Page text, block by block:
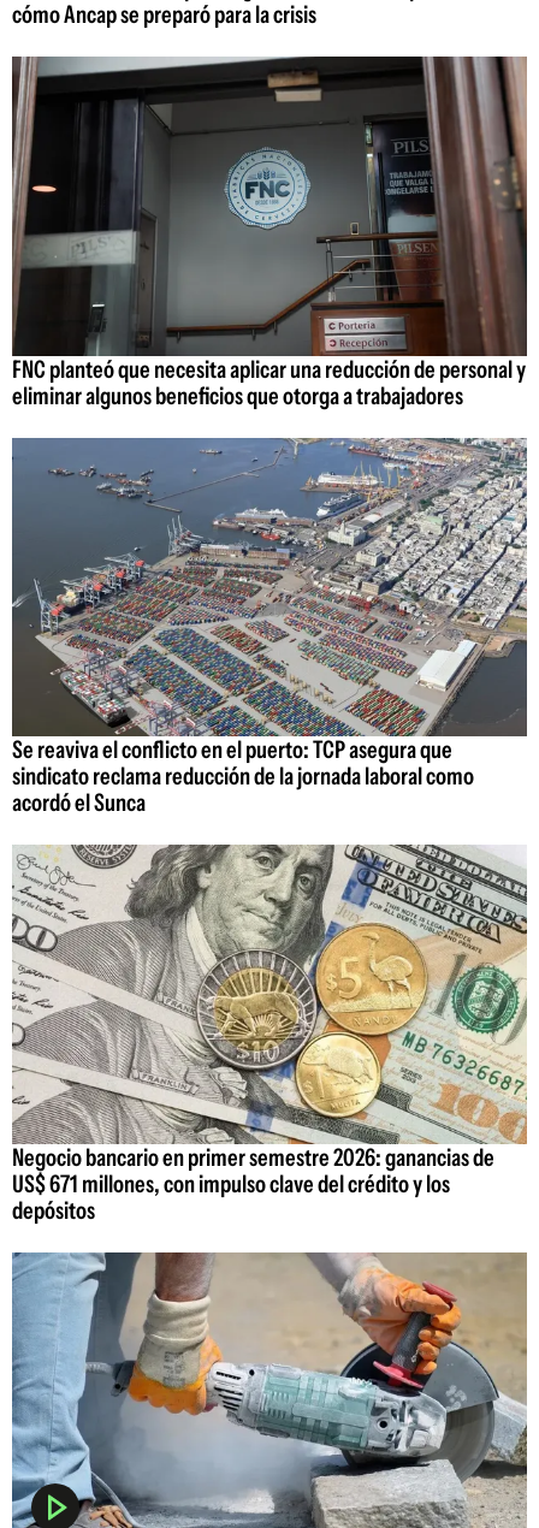
cómo Ancap se preparó para la crisis
FNC planteó que necesita aplicar una reducción de personal y
eliminar algunos beneficios que otorga a trabajadores
Se reaviva el conflicto en el puerto: TCP asegura que
sindicato reclama reducción de la jornada laboral como
acordó el Sunca
Negocio bancario en primer semestre 2026: ganancias de
US$ 671 millones, con impulso clave del crédito y los
depósitos